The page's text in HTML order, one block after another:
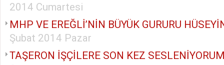
2014 Cumartesi
MHP VE EREĞLİ’NİN BÜYÜK GURURU
Şubat 2014 Pazar
TAŞERON İŞÇİLERE SON KEZ